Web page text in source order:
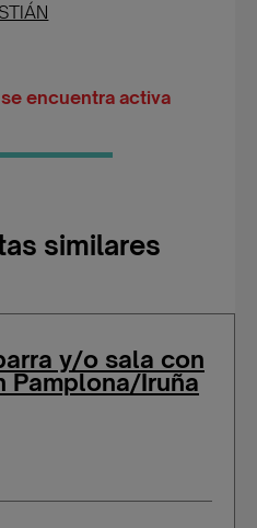
encuentra activa
similares
y/o sala con
Pamplona/Iruña